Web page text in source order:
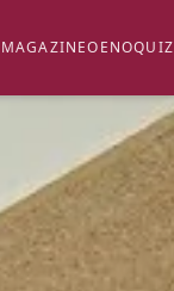
MAGAZINEOENOQUIZ